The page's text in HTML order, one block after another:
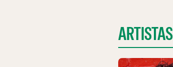
ARTISTAS